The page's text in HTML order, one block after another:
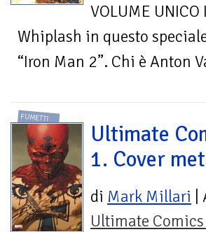
VOLUME
Whiplash in questo
“Iron Man 2”. Chi è Anton
FUMETTI
Ultimate
1. Cover
di Mark Millari
Ultimate